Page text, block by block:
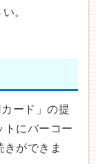
。
ード」の提
トにバーコー
きができま